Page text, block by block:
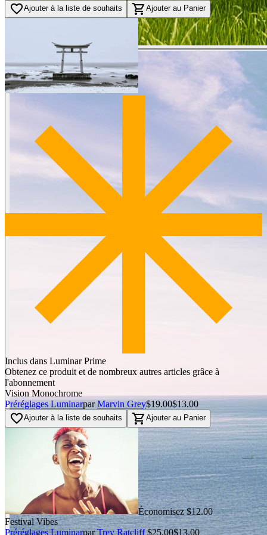
favorite_borderAjouter à la liste de souhaits shopping_cart Ajouter au Panier
Inclus dans Luminar Prime
Obtenez ce produit et de nombreux autres articles grâce à
l'abonnement
Vision Monochrome
Préréglages Luminarpar Marvin Grey$19.00$13.00
favorite_borderAjouter à la liste de souhaits shopping_cart Ajouter au Panier
Économisez $12.00
Festival Vibes
Préréglages Luminarpar Trey Ratcliff$25.00$13.00